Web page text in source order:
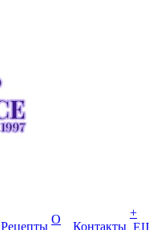
Рецепты
О
Контакты
+